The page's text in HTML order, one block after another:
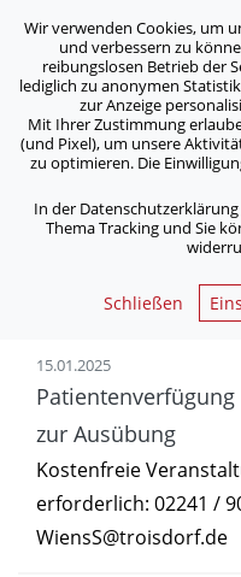
ASB Bonn/
bewegt
SPZ -
Home / Aktuelles / SPZ
Letzte
15.01.2025
zur Ausübung
Kostenfreie
erforderlich: 02241 /
WiensS@troisdorf.de
Wir verwenden Cookies, um
und verbessern zu
reibungslosen Betrieb der
lediglich zu anonymen
zur Anzeige
Mit Ihrer Zustimmung
(und Pixel), um unsere
zu optimieren. Die
In der
Thema Tracking und Sie
Schließen